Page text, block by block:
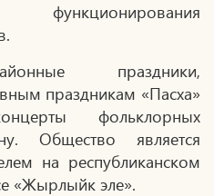
праздники,
праздникам «Пасха»
фольклорных
Общество является
на республиканском
«Жырлыйк эле».